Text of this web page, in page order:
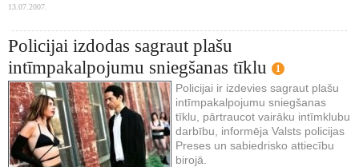
13.07.2007.
Policijai izdodas sagraut plašu
intīmpakalpojumu sniegšanas tīklu
1
Policijai ir izdevies sagraut plašu
intīmpakalpojumu sniegšanas
tīklu, pārtraucot vairāku intīmklubu
darbību, informēja Valsts policijas
Preses un sabiedrisko attiecību
birojā.